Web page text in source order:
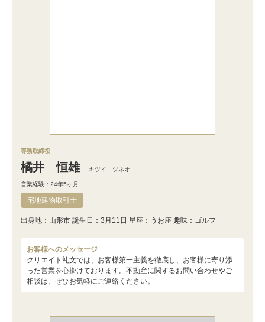
専務取締役
橘井 恒雄 キツイ ツネオ
営業経験：24年5ヶ月
宅地建物取引士
出身地：山形市 誕生日：3月11日 星座：うお座 趣味：ゴルフ
お客様へのメッセージ
クリエイト礼文では、お客様第一主義を徹底し、お客様に寄り添
った営業を心掛けております。不動産に関するお問い合わせやご
相談は、ぜひお気軽にご連絡ください。